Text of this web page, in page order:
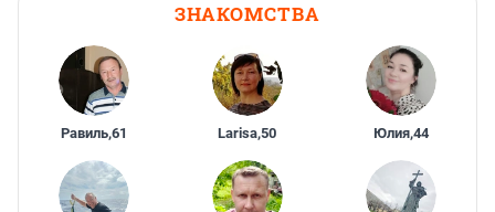
ЗНАКОМСТВА
Равиль,61 Larisa,50 Юлия,44